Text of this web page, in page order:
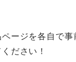
ージを各自で事
ださい！